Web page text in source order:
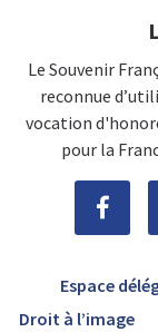
Le Souvenir
reconnue
vocation
pour la
Espace
Droit à l’image